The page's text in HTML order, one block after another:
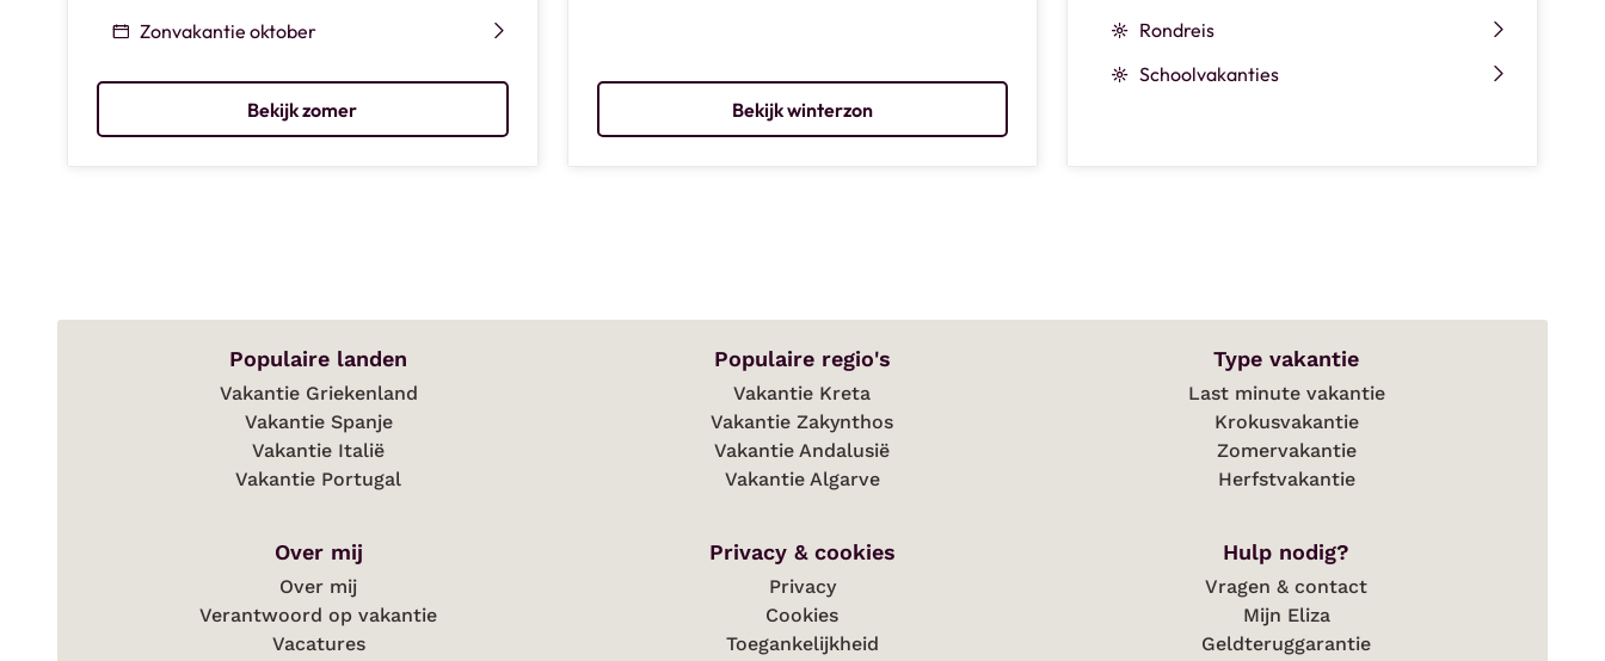
Zonvakantie oktober
Bekijk zomer Bekijk winterzon
Rondreis
Schoolvakanties
Populaire landen
Vakantie Griekenland
Vakantie Spanje
Vakantie Italië
Vakantie Portugal
Populaire regio's
Vakantie Kreta
Vakantie Zakynthos
Vakantie Andalusië
Vakantie Algarve
Type vakantie
Last minute vakantie
Krokusvakantie
Zomervakantie
Herfstvakantie
Over mij
Over mij
Verantwoord op vakantie
Vacatures
Privacy & cookies
Privacy
Cookies
Toegankelijkheid
Hulp nodig?
Vragen & contact
Mijn Eliza
Geldteruggarantie